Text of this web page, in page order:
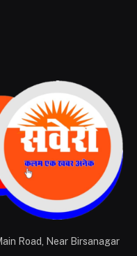
Road, Near Birsanagar